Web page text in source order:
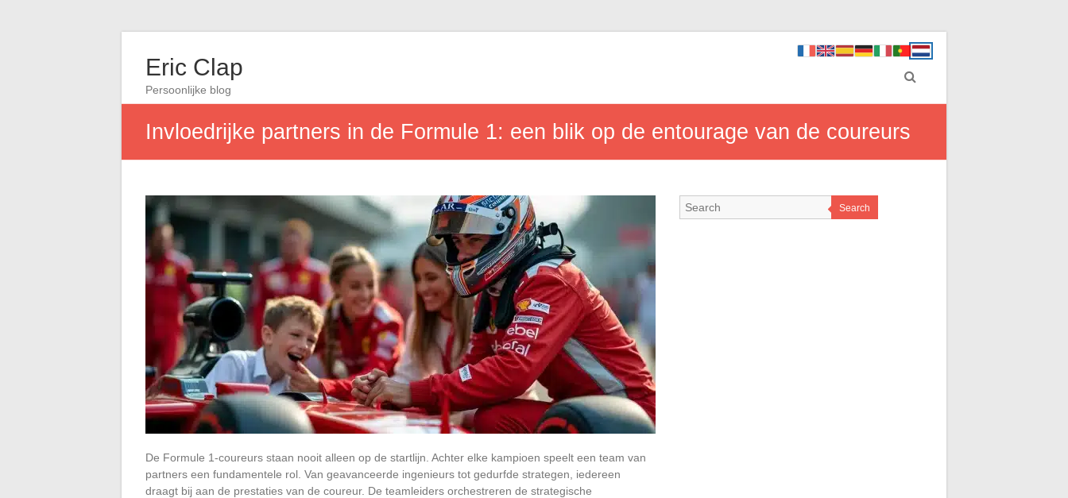
Eric Clap
Persoonlijke blog
Invloedrijke partners in de Formule 1: een blik op de entourage van de coureurs
De Formule 1-coureurs staan nooit alleen op de startlijn. Achter elke kampioen speelt een team van
partners een fundamentele rol. Van geavanceerde ingenieurs tot gedurfde strategen, iedereen
draagt bij aan de prestaties van de coureur. De teamleiders orchestreren de strategische
Search